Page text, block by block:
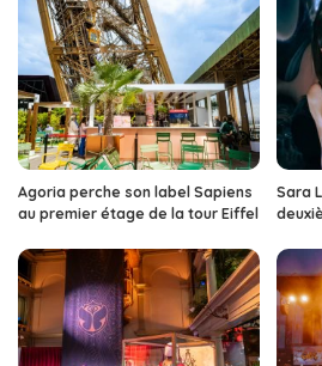
Agoria perche son label Sapiens
au premier étage de la tour Eiffel
Sara